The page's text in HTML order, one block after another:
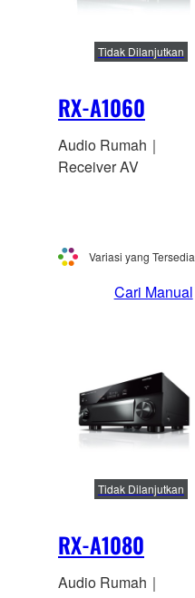
RX-A1060
Tidak Dilanjutkan
Audio Rumah｜
Receiver AV
Variasi yang Tersedia
Cari Manual
RX-A1080
Tidak Dilanjutkan
Audio Rumah｜